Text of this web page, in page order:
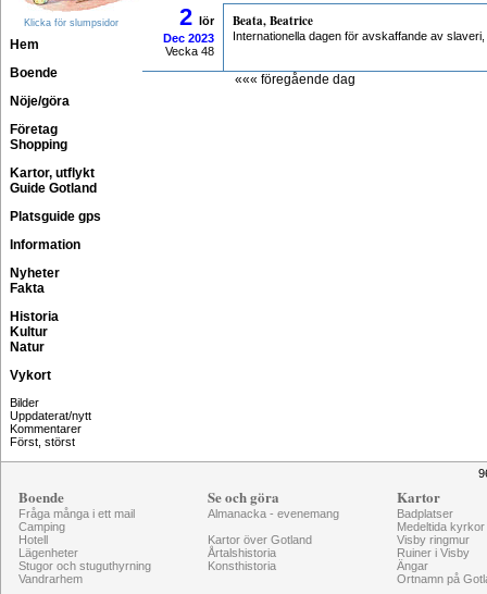
Klicka för slumpsidor
Hem
Boende
Nöje/göra
Företag
Shopping
Kartor, utflykt
Guide Gotland
Platsguide gps
Information
Nyheter
Fakta
Historia
Kultur
Natur
Vykort
Bilder
Uppdaterat/nytt
Kommentarer
Först, störst
2 lör
Dec 2023
Vecka 48
Beata, Beatrice
Internationella dagen för avskaffande av
««« föregående dag
Boende
Fråga många i ett mail
Camping
Hotell
Lägenheter
Stugor och stuguthyrning
Vandrarhem
Se och göra
Almanacka - evenemang
Kartor över Gotland
Årtalshistoria
Konsthistoria
Kartor
Badplatser
Medeltida kyrkor
Visby ringmur
Ruiner i Visby
Ängar
Ortnamn på